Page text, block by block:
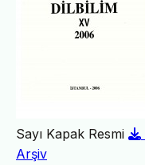
Sayı Kapak Resmi
Arşiv